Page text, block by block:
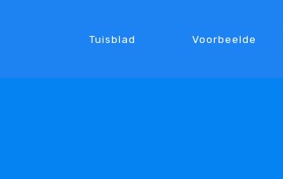
Tuisblad Voorbeelde